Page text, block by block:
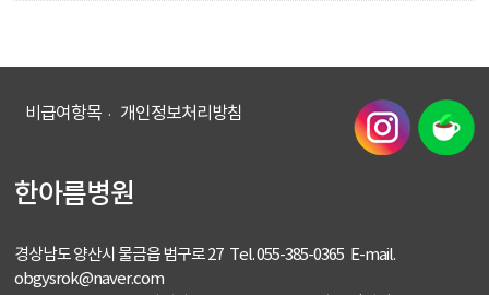
비급여항목 개인정보처리방침
한아름병원
경상남도 양산시 물금읍 범구로 27 Tel. 055-385-0365 E-mail.
obgysrok@naver.com